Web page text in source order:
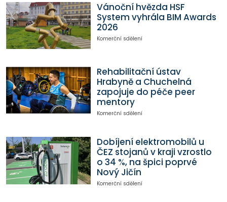
Vánoční hvězda HSF
System vyhrála BIM Awards
2026
Komerční sdělení
Rehabilitační ústav
Hrabyně a Chuchelná
zapojuje do péče peer
mentory
Komerční sdělení
Dobíjení elektromobilů u
ČEZ stojanů v kraji vzrostlo
o 34 %, na špici poprvé
Nový Jičín
Komerční sdělení